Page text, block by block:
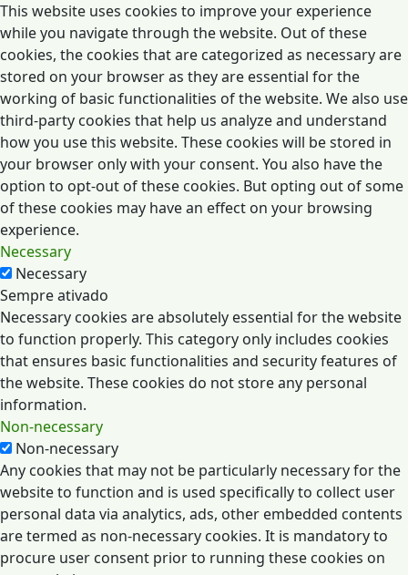
This website uses cookies to improve your experience
while you navigate through the website. Out of these
cookies, the cookies that are categorized as necessary are
stored on your browser as they are essential for the
working of basic functionalities of the website. We also use
third-party cookies that help us analyze and understand
how you use this website. These cookies will be stored in
your browser only with your consent. You also have the
option to opt-out of these cookies. But opting out of some
of these cookies may have an effect on your browsing
experience.
Necessary
Necessary
Sempre ativado
Necessary cookies are absolutely essential for the website
to function properly. This category only includes cookies
that ensures basic functionalities and security features of
the website. These cookies do not store any personal
information.
Non-necessary
Non-necessary
Any cookies that may not be particularly necessary for the
website to function and is used specifically to collect user
personal data via analytics, ads, other embedded contents
are termed as non-necessary cookies. It is mandatory to
procure user consent prior to running these cookies on